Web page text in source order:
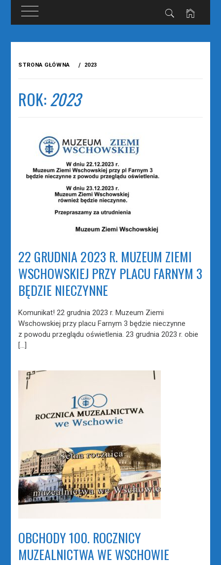
STRONA GŁÓWNA 2023
ROK:2023
22 GRUDNIA 2023 R. MUZEUM ZIEMI
WSCHOWSKIEJ PRZY PLACU FARNYM 3
BĘDZIE NIECZYNNE
Komunikat! 22 grudnia 2023 r. Muzeum Ziemi
Wschowskiej przy placu Farnym 3 będzie nieczynne
z powodu przeglądu oświetlenia. 23 grudnia 2023 r. obie
[…]
OBCHODY 100. ROCZNICY
MUZEALNICTWA WE WSCHOWIE